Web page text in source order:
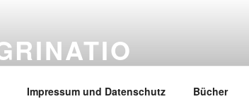
Impressum und Datenschutz Bücher